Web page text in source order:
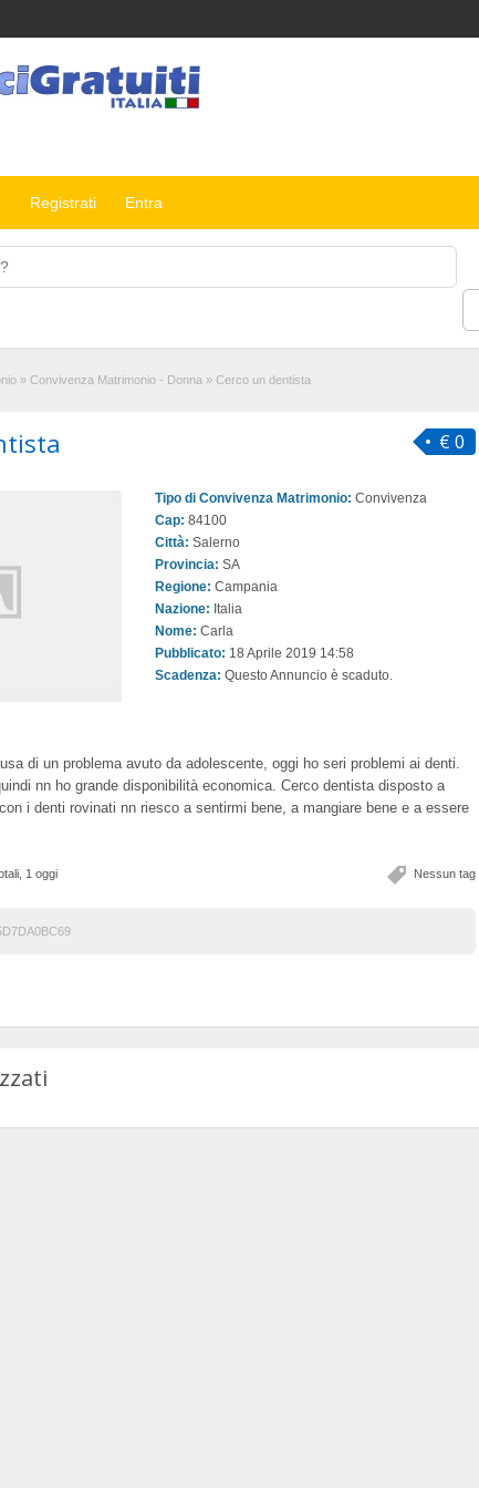
Registrati Entra
» Convivenza Matrimonio - Donna » Cerco un dentista
€ 0
Tipo di Convivenza Matrimonio: Convivenza
Cap: 84100
Città: Salerno
Provincia: SA
Regione: Campania
Nazione: Italia
Nome: Carla
Pubblicato: 18 Aprile 2019 14:58
Scadenza: Questo Annuncio è scaduto.
di un problema avuto da adolescente, oggi ho seri problemi ai denti.
nn ho grande disponibilità economica. Cerco dentista disposto a
i denti rovinati nn riesco a sentirmi bene, a mangiare bene e a essere
Nessun tag
1 oggi